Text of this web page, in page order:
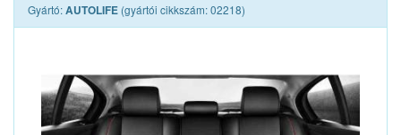
Gyártó:AUTOLIFE (gyártói cikkszám: 02218)